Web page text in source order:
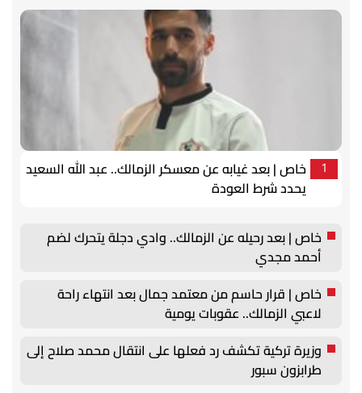
1
خاص | بعد غيابه عن معسكر الزمالك.. عبد الله السعيد
يحدد شرط العودة
خاص | بعد رحيله عن الزمالك.. وادي دجلة يتحرك لضم
أحمد مجدي
خاص | قرار حاسم من معتمد جمال بعد انتهاء راحة
لاعبي الزمالك.. عقوبات يومية
وزيرة تركية تكشف رد فعلها على انتقال محمد صلاح إلى
طرابزون سبور